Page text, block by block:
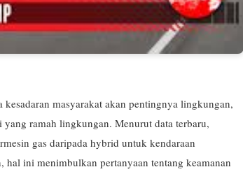
masyarakat akan pentingnya lingkungan,
ramah lingkungan. Menurut data terbaru,
gas daripada hybrid untuk kendaraan
ini menimbulkan pertanyaan tentang keamanan